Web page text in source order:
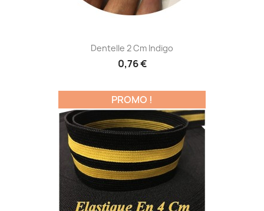
Dentelle 2 Cm Indigo
0,76 €
PROMO !